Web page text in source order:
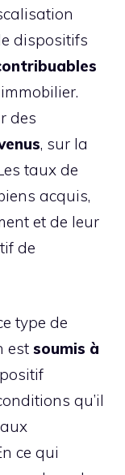
dispositifs
des
, sur la
taux de
acquis,
et de leur
de
type de
est soumis à
qu’il
ce qui